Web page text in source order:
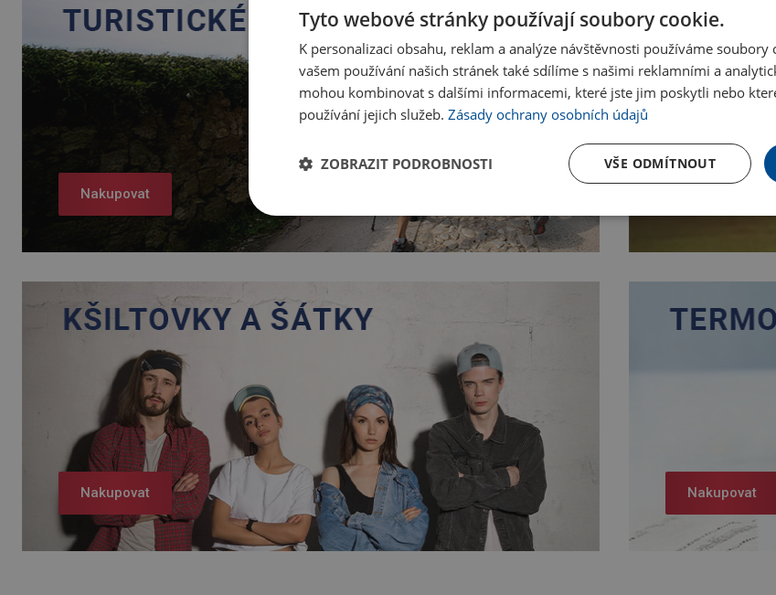
Nakupovat
Nakupovat Nakupovat
Tyto webové stránky používají soubory cookie.
K personalizaci obsahu, reklam a analýze návštěvnosti používáme soubory
vašem používání našich stránek také sdílíme s našimi reklamními a
mohou kombinovat s dalšími informacemi, které jste jim poskytli nebo
používání jejich služeb. Zásady ochrany osobních údajů
VŠE ODMÍTNOUT
ZOBRAZIT PODROBNOSTI